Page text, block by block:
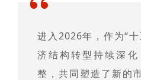
进入2026年，作为“
济结构转型持续深
整，共同塑造了新的